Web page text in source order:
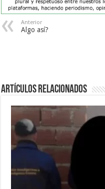
Anterior
Algo así?
Artículos Relacionados